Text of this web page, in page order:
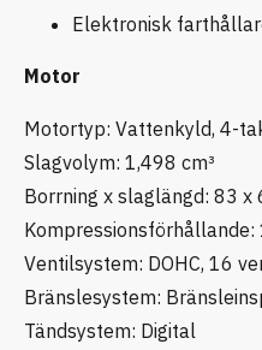
Elektronisk
Motor
Motortyp: Vattenkyld, 4-
Slagvolym: 1,498 cm³
Borrning x slaglängd: 83 x
Kompressionsförhållande:
Ventilsystem: DOHC, 16
Bränslesystem:
Tändsystem: Digital